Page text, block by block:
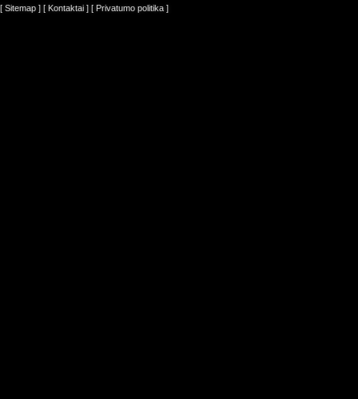
[ Sitemap ] [ Kontaktai ] [ Privatumo politika ]